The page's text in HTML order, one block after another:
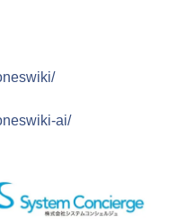
ai/